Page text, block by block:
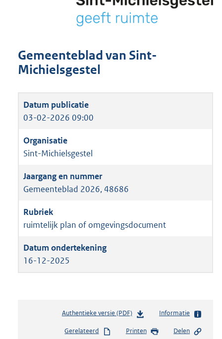
Gemeenteblad van Sint-
Michielsgestel
03-02-2026 09:00
Sint-Michielsgestel
Gemeenteblad 2026, 48686
ruimtelijk plan of omgevingsdocument
16-12-2025
Authentieke versie (PDF)b
s
Informatie
Gerelateerd Printen Delen